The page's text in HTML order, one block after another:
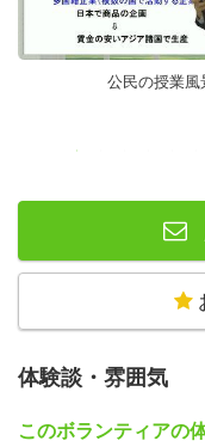
コツコツ努力するこ
通して、困難な中に
短い時間での効率
１）自宅だけで受講
２）週１日だけ無料
に自宅で補習するの
中学１～３年生向け
今年度は中学１～３
公民の授業風
体験談・雰囲気
このボランティアの